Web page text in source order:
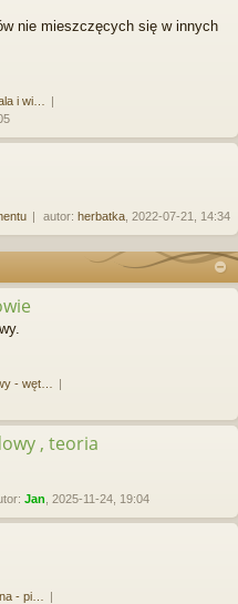
nie mieszczęcych się w innych
i wi…
autor: herbatka , 2022-07-21, 14:34
- węt…
, teoria
Jan , 2025-11-24, 19:04
- pi…